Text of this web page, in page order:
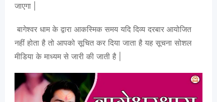
जाएगा |
बागेश्वर धाम के द्वारा आकस्मिक समय यदि दिव्य दरबार आयोजित
नहीं होता है तो आपको सूचित कर दिया जाता है यह सूचना सोशल
मीडिया के माध्यम से जारी की जाती है |